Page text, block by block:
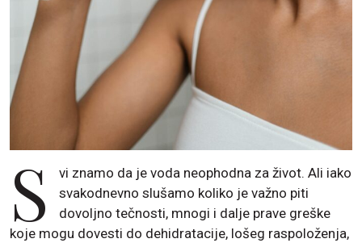
S
vi znamo da je voda neophodna za život. Ali iako
svakodnevno slušamo koliko je važno piti
dovoljno tečnosti, mnogi i dalje prave greške
koje mogu dovesti do dehidratacije, lošeg raspoloženja,